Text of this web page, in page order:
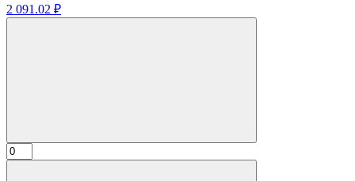
2 091.02 ₽